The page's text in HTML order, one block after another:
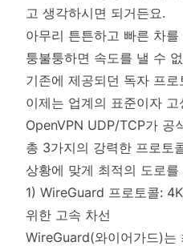
고 생각하시면 되거든요.
아무리 튼튼하고 빠른 차
퉁불퉁하면 속도를 낼 수
기존에 제공되던 독자 프
이제는 업계의 표준이자
OpenVPN UDP/TCP가 공
총 3가지의 강력한 프로토
상황에 맞게 최적의 도로
1) WireGuard 프로토콜:
위한 고속 차선
WireGuard(와이어가드)는